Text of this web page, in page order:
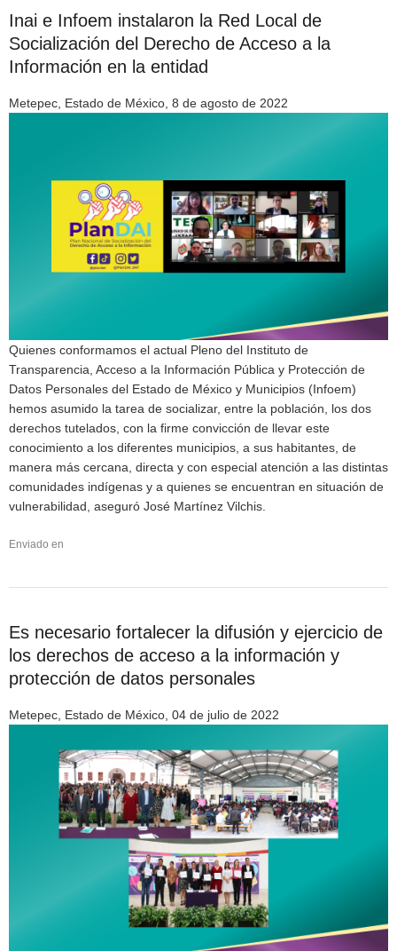
Inai e Infoem instalaron la Red Local de
Socialización del Derecho de Acceso a la
Información en la entidad
Metepec, Estado de México, 8 de agosto de 2022
Quienes conformamos el actual Pleno del Instituto de
Transparencia, Acceso a la Información Pública y Protección de
Datos Personales del Estado de México y Municipios (Infoem)
hemos asumido la tarea de socializar, entre la población, los dos
derechos tutelados, con la firme convicción de llevar este
conocimiento a los diferentes municipios, a sus habitantes, de
manera más cercana, directa y con especial atención a las distintas
comunidades indígenas y a quienes se encuentran en situación de
vulnerabilidad, aseguró José Martínez Vilchis.
Enviado en
Es necesario fortalecer la difusión y ejercicio de
los derechos de acceso a la información y
protección de datos personales
Metepec, Estado de México, 04 de julio de 2022